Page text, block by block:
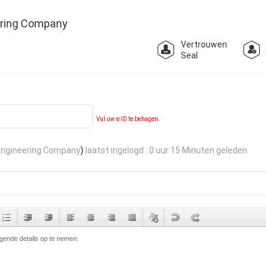
Company
Vertrouwen
Seal
Vul uw e-ID te behagen.
Company) laatst ingelogd : 0 uur 15 Minuten geleden